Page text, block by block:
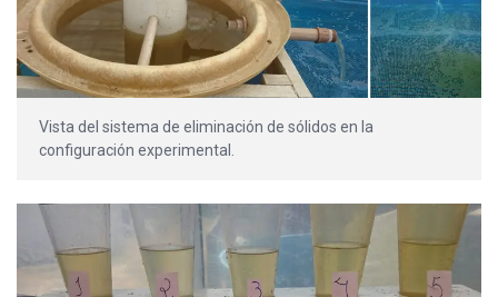
Vista del sistema de eliminación de sólidos en la
configuración experimental.